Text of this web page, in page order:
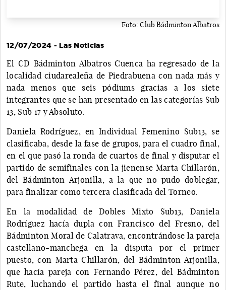
Foto: Club Bádminton Albatros
12/07/2024 - Las Noticias
El CD Bádminton Albatros Cuenca ha regresado de la
localidad ciudarealeña de Piedrabuena con nada más y
nada menos que seis pódiums gracias a los siete
integrantes que se han presentado en las categorías Sub
13, Sub 17 y Absoluto.
Daniela Rodríguez, en Individual Femenino Sub13, se
clasificaba, desde la fase de grupos, para el cuadro final,
en el que pasó la ronda de cuartos de final y disputar el
partido de semifinales con la jienense Marta Chillarón,
del Bádminton Arjonilla, a la que no pudo doblegar,
para finalizar como tercera clasificada del Torneo.
En la modalidad de Dobles Mixto Sub13, Daniela
Rodríguez hacía dupla con Francisco del Fresno, del
Bádminton Moral de Calatrava, encontrándose la pareja
castellano-manchega en la disputa por el primer
puesto, con Marta Chillarón, del Bádminton Arjonilla,
que hacía pareja con Fernando Pérez, del Bádminton
Rute, luchando el partido hasta el final aunque no